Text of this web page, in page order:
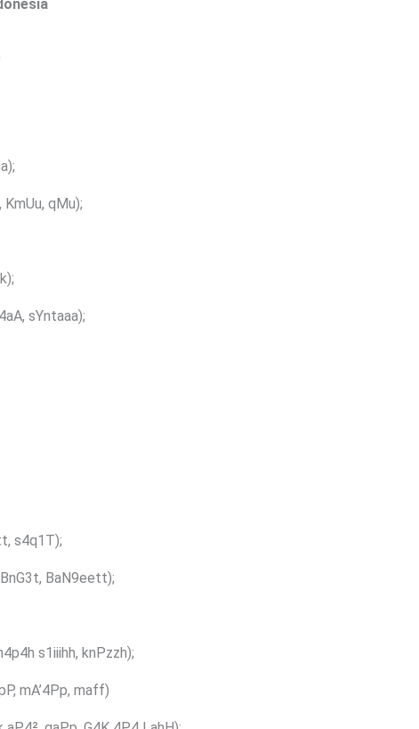
KmUu, qMu);
sYntaaa);
s4q1T);
BaN9eett);
s1iiihh, knPzzh);
mA’4Pp, maff)